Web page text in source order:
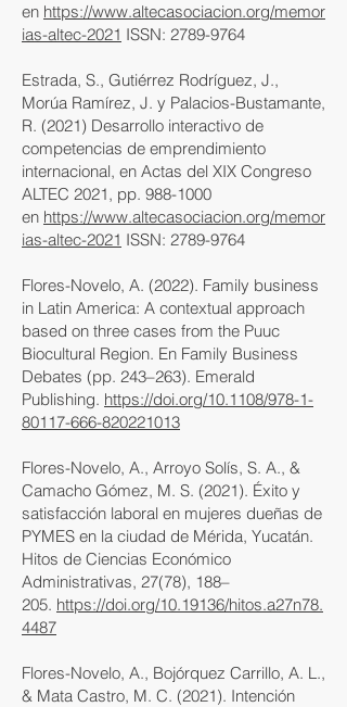
en https://www.altecasociacion.org/memor
ias-altec-2021 ISSN: 2789-9764
Estrada, S., Gutiérrez Rodríguez, J.,
Morúa Ramírez, J. y Palacios-Bustamante,
R. (2021) Desarrollo interactivo de
competencias de emprendimiento
internacional, en Actas del XIX Congreso
ALTEC 2021, pp. 988-1000
en https://www.altecasociacion.org/memor
ias-altec-2021 ISSN: 2789-9764
Flores-Novelo, A. (2022). Family business
in Latin America: A contextual approach
based on three cases from the Puuc
Biocultural Region. En Family Business
Debates (pp. 243–263). Emerald
Publishing. https://doi.org/10.1108/978-1-
80117-666-820221013
Flores-Novelo, A., Arroyo Solís, S. A., &
Camacho Gómez, M. S. (2021). Éxito y
satisfacción laboral en mujeres dueñas de
PYMES en la ciudad de Mérida, Yucatán.
Hitos de Ciencias Económico
Administrativas, 27(78), 188–
205. https://doi.org/10.19136/hitos.a27n78.
4487
Flores-Novelo, A., Bojórquez Carrillo, A. L.,
& Mata Castro, M. C. (2021). Intención